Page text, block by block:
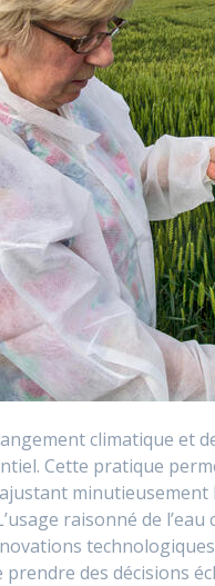
climatique et
Cette pratique
minutieusement
raisonné de
des décisions